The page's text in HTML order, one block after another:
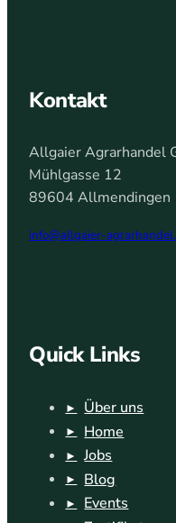
Kontakt
Allgaier Agrarhandel
Mühlgasse 12
89604 Allmendingen
info@allgaier-
Quick Links
Über uns
Home
Jobs
Blog
Events